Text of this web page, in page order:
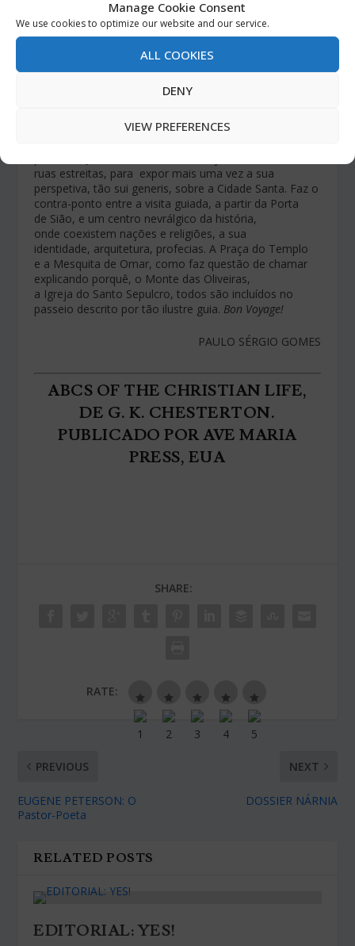
Manage Cookie Consent
We use cookies to optimize our website and our service.
ALL COOKIES
DENY
VIEW PREFERENCES
Fascinante, o capítulo dedicado à
comparação religiosa, em que Chesterton, depois
de sugerir que o Confucionismo é uma
civilização, propõe que deva existir uma
psicologicamente pois melhor se identificariam
comparações inconsequentes.
ruas estreitas, para expor mais uma vez a sua
perspetiva, tão sui generis, sobre a Cidade Santa. Faz o
contra-ponto entre a visita guiada, a partir da Porta
de Sião, e um centro nevrálgico da história,
onde coexistem nações e religiões, a sua
identidade, arquitetura, profecias. A Praça do Templo
e a Mesquita de Omar, como faz questão de chamar
explicando porquê, o Monte das Oliveiras,
a Igreja do Santo Sepulcro, todos são incluídos no
passeio descrito por tão ilustre guia. Bon Voyage!
PAULO SÉRGIO GOMES
ABCS OF THE CHRISTIAN LIFE,
DE G. K. CHESTERTON.
PUBLICADO POR AVE MARIA
PRESS, EUA
SHARE:
RATE:
PREVIOUS
EUGENE PETERSON: O
Pastor-Poeta
NEXT
DOSSIER NÁRNIA
RELATED POSTS
EDITORIAL: YES!